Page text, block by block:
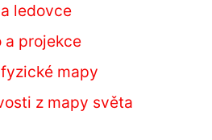
ledovce
a projekce
mapy
z mapy světa